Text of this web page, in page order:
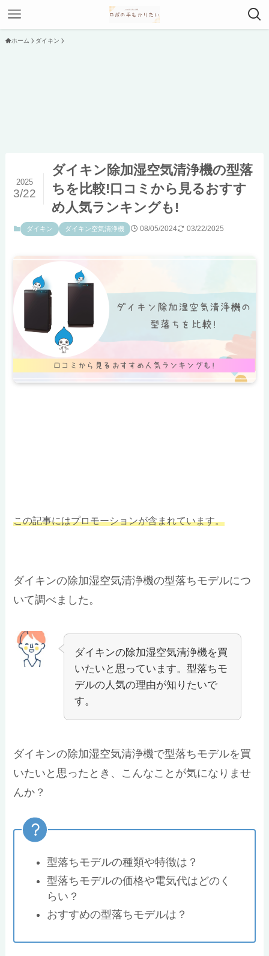
ホーム ダイキン
ダイキン除加湿空気清浄機の型落
ちを比較!口コミから見るおすす
め人気ランキングも!
2025
3/22
ダイキン ダイキン空気清浄機 08/05/2024 03/22/2025
この記事にはプロモーションが含まれています。
ダイキンの除加湿空気清浄機の型落ちモデルにつ
いて調べました。
ダイキンの除加湿空気清浄機を買
いたいと思っています。型落ちモ
デルの人気の理由が知りたいで
す。
ダイキンの除加湿空気清浄機で型落ちモデルを買
いたいと思ったとき、こんなことが気になりませ
んか？
型落ちモデルの種類や特徴は？
型落ちモデルの価格や電気代はどのく
らい？
おすすめの型落ちモデルは？